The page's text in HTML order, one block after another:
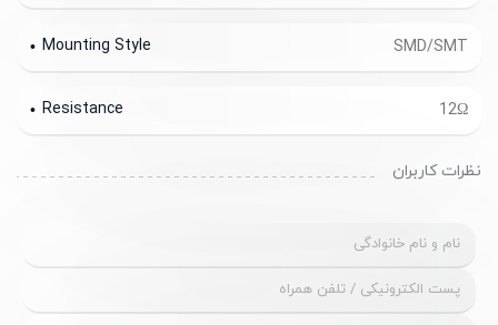
SMD/SMT
Mounting Style
12Ω
Resistance
نظرات کاربران